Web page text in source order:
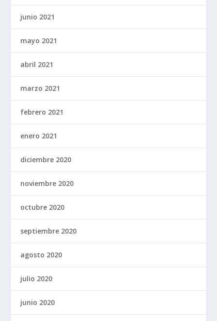
junio 2021
mayo 2021
abril 2021
marzo 2021
febrero 2021
enero 2021
diciembre 2020
noviembre 2020
octubre 2020
septiembre 2020
agosto 2020
julio 2020
junio 2020